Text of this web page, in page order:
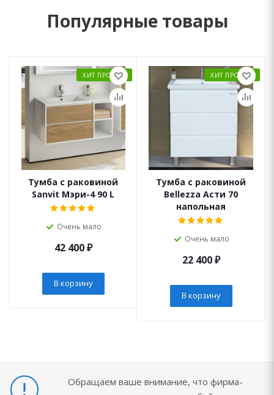
Популярные товары
ХИТ ПРОДАЖ
Тумба с раковиной
Sanvit Мэри-4 90 L
Очень мало
42 400₽
В корзину
ХИТ ПРОДАЖ
Тумба с раковиной
Bellezza Асти 70
напольная
Очень мало
22 400₽
В корзину
Обращаем ваше внимание, что фирма-